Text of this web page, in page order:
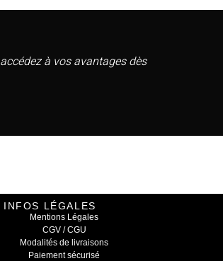
à vos avantages dès
INFOS LÉGALES
Mentions Légales
CGV / CGU
Modalités de livraisons
Paiement sécurisé